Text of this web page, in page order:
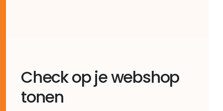
Check op je webshop
tonen